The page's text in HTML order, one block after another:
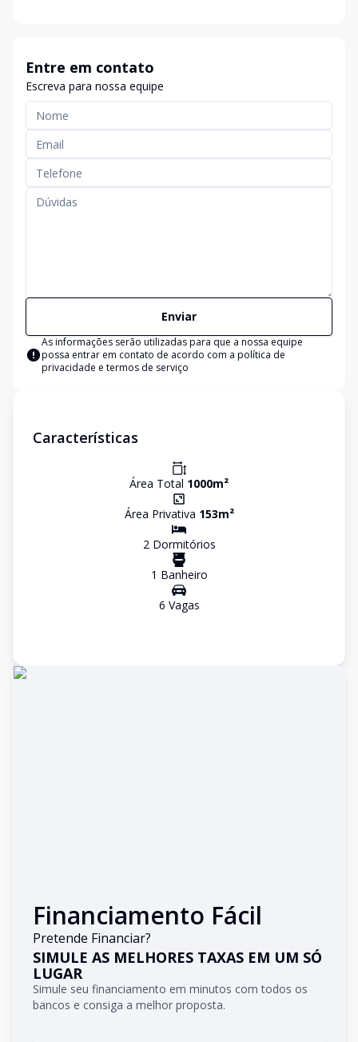
Entre em contato
Escreva para nossa equipe
Enviar
As informações serão utilizadas para que a nossa equipe
possa entrar em contato de acordo com a política de
privacidade e termos de serviço
Características
Área Total 1000m²
Área Privativa 153m²
2Dormitórios
1 Banheiro
6 Vagas
Financiamento Fácil
Pretende Financiar?
SIMULE AS MELHORES TAXAS EM UM SÓ
LUGAR
Simule seu financiamento em minutos com todos os
bancos e consiga a melhor proposta.